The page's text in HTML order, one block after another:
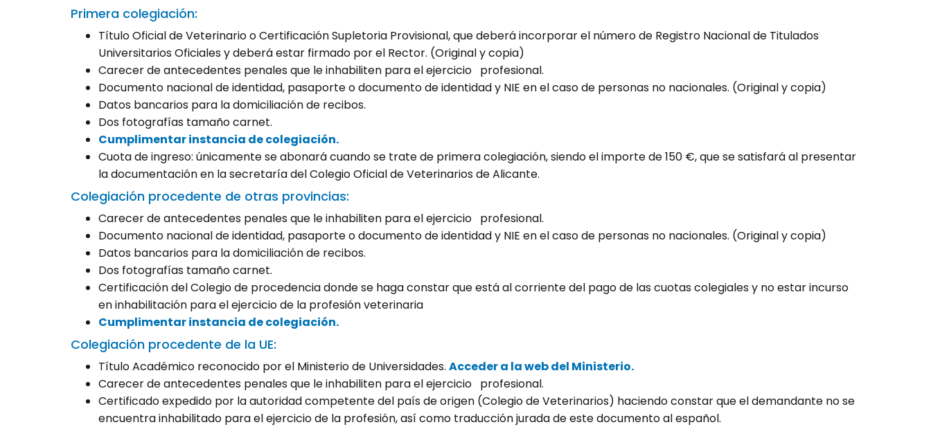
Primera colegiación:
Título Oficial de Veterinario o Certificación Supletoria Provisional, que deberá incorporar el número de Registro Nacional de Titulados
Universitarios Oficiales y deberá estar firmado por el Rector. (Original y copia)
Carecer de antecedentes penales que le inhabiliten para el ejercicio profesional.
Documento nacional de identidad, pasaporte o documento de identidad y NIE en el caso de personas no nacionales. (Original y copia)
Datos bancarios para la domiciliación de recibos.
Dos fotografías tamaño carnet.
Cumplimentar instancia de colegiación.
Cuota de ingreso: únicamente se abonará cuando se trate de primera colegiación, siendo el importe de 150 €, que se satisfará al presentar
la documentación en la secretaría del Colegio Oficial de Veterinarios de Alicante.
Colegiación procedente de otras provincias:
Carecer de antecedentes penales que le inhabiliten para el ejercicio profesional.
Documento nacional de identidad, pasaporte o documento de identidad y NIE en el caso de personas no nacionales. (Original y copia)
Datos bancarios para la domiciliación de recibos.
Dos fotografías tamaño carnet.
Certificación del Colegio de procedencia donde se haga constar que está al corriente del pago de las cuotas colegiales y no estar incurso
en inhabilitación para el ejercicio de la profesión veterinaria
Cumplimentar instancia de colegiación.
Colegiación procedente de la UE:
Título Académico reconocido por el Ministerio de Universidades. Acceder a la web del Ministerio.
Carecer de antecedentes penales que le inhabiliten para el ejercicio profesional.
Certificado expedido por la autoridad competente del país de origen (Colegio de Veterinarios) haciendo constar que el demandante no se
encuentra inhabilitado para el ejercicio de la profesión, así como traducción jurada de este documento al español.